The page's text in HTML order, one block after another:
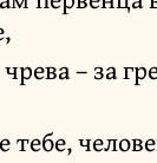
– за
тебе,